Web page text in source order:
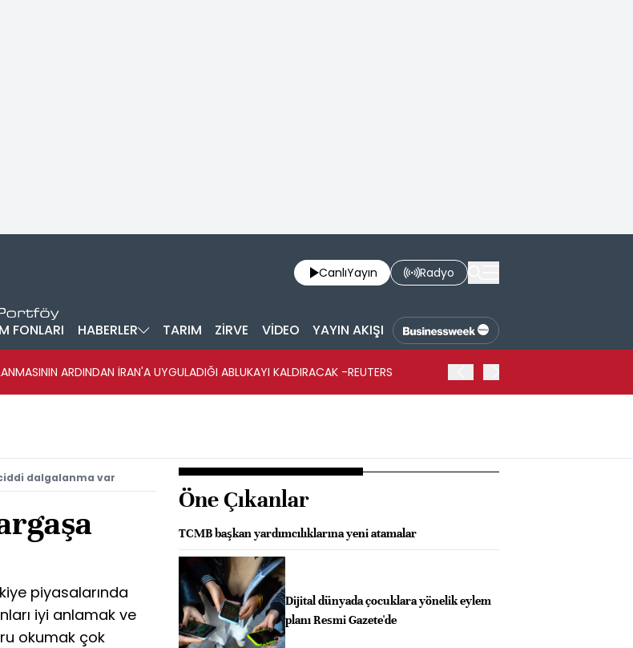
CanlıYayın Radyo
FONLARI HABERLER TARIM ZİRVE VİDEO YAYIN AKIŞI
ARDINDAN İRAN'A UYGULADIĞI ABLUKAYI KALDIRACAK -REUTERS
dalgalanma var
piyasalarında
iyi anlamak ve
okumak çok
Öne Çıkanlar
TCMB başkan yardımcılıklarına yeni atamalar
Dijital dünyada çocuklara yönelik eylem
planı Resmi Gazete'de